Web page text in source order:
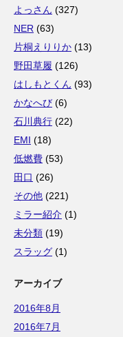
よっさん (327)
NER (63)
片桐えりりか (13)
野田草履 (126)
はしもとくん (93)
かなへび (6)
石川典行 (22)
EMI (18)
低燃費 (53)
田口 (26)
その他 (221)
ミラー紹介 (1)
未分類 (19)
スラッグ (1)
アーカイブ
2016年8月
2016年7月